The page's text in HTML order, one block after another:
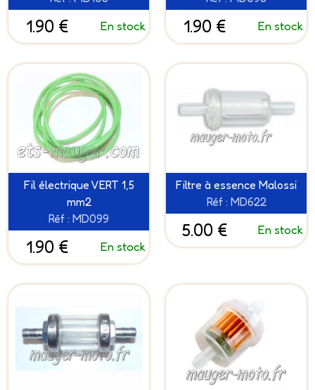
1.90 € En stock 1.90 € En stock
Fil électrique VERT 1,5
mm2
Réf : MD099
1.90 € En stock
Filtre à essence Malossi
Réf : MD622
5.00 € En stock